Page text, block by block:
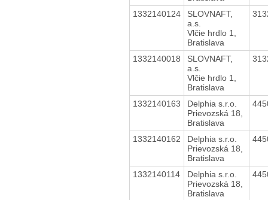
1332140124
SLOVNAFT,
a.s.
Vlčie hrdlo 1,
Bratislava
1332140018
SLOVNAFT,
a.s.
Vlčie hrdlo 1,
Bratislava
1332140163
Delphia s.r.o.
Prievozská 18,
Bratislava
1332140162
Delphia s.r.o.
Prievozská 18,
Bratislava
1332140114
Delphia s.r.o.
Prievozská 18,
Bratislava